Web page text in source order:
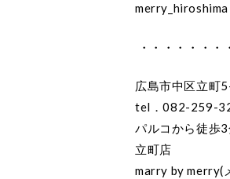
merry_hiroshima
・・・・・・・
広島市中区立町
tel．082-259-
パルコから徒歩3
立町店
marry by merry(